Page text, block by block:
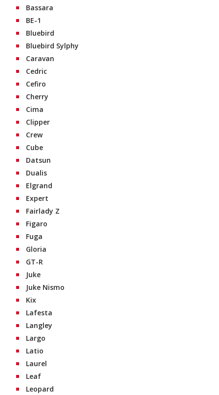
Bassara
BE-1
Bluebird
Bluebird Sylphy
Caravan
Cedric
Cefiro
Cherry
Cima
Clipper
Crew
Cube
Datsun
Dualis
Elgrand
Expert
Fairlady Z
Figaro
Fuga
Gloria
GT-R
Juke
Juke Nismo
Kix
Lafesta
Langley
Largo
Latio
Laurel
Leaf
Leopard